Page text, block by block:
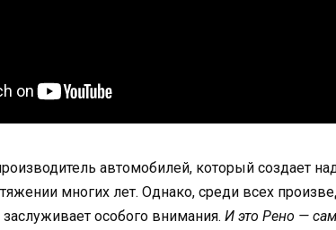
автомобилей, который создает
многих лет. Однако, среди всех
особого внимания. И это Рено —